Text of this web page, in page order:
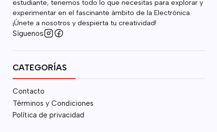
estudiante, tenemos todo lo que necesitas para explorar y
experimentar en el fascinante ámbito de la Electrónica.
¡Únete a nosotros y despierta tu creatividad!
Síguenos
CATEGORÍAS
Contacto
Términos y Condiciones
Política de privacidad